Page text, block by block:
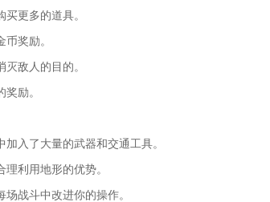
更多的道具。
奖励。
敌人的目的。
励。
入了大量的武器和交通工具。
利用地形的优势。
战斗中改进你的操作。